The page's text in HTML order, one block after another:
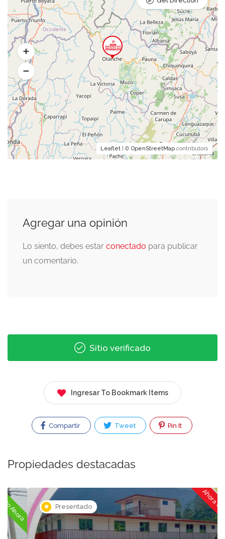
Leaflet | © OpenStreetMap contributors
Agregar una opinión
Lo siento, debes estar conectado para publicar
un comentario.
Sitio verificado
Ingresar To Bookmark Items
Compartir Tweet Pin It
Propiedades destacadas
Presentado Ahora cerrado